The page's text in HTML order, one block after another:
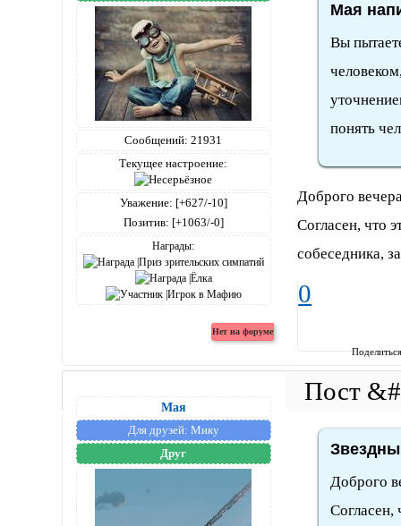
Сообщений: 21931
Текущее настроение:
Уважение: [+627/-10]
Позитив: [+1063/-0]
Награды:
Мая
Вы
понять
Доброго
Согласен, что
собеседника,
0
Мая
Для друзей: Мику
Друг
Доброго
Согласен,